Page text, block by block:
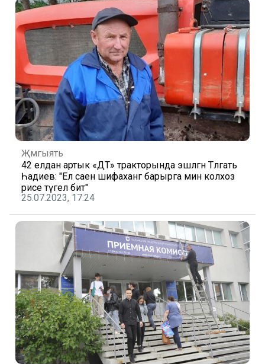
Җәмгыять
42 елдан артык «ДТ» тракторында эшләгән Тәлгать
Һадиев: "Ел саен шифаханәгә барырга мин колхоз
рәисе түгел бит"
25.07.2023, 17:24